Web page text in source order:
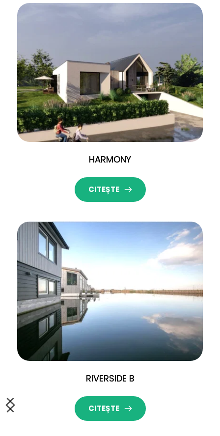
HARMONY
CITEȘTE
RIVERSIDE B
CITEȘTE